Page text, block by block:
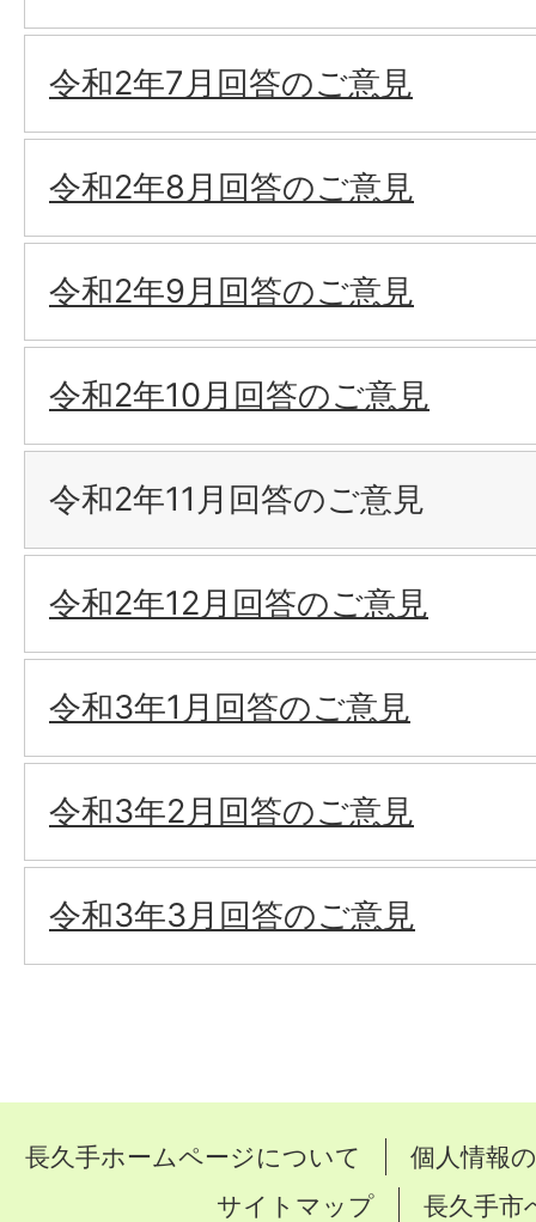
令和2年7月回答のご意見
令和2年8月回答のご意見
令和2年9月回答のご意見
令和2年10月回答のご意見
令和2年11月回答のご意見
令和2年12月回答のご意見
令和3年1月回答のご意見
令和3年2月回答のご意見
令和3年3月回答のご意見
長久手ホームページについて
個人情報
サイトマップ
長久手市